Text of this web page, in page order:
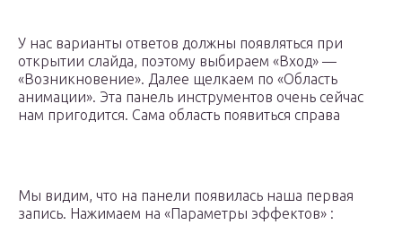
У нас варианты ответов должны появляться при
открытии слайда, поэтому выбираем «Вход» —
«Возникновение». Далее щелкаем по «Область
анимации». Эта панель инструментов очень сейчас
нам пригодится. Сама область появиться справа
Мы видим, что на панели появилась наша первая
запись. Нажимаем на «Параметры эффектов» :